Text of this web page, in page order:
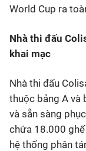
World Cup ra
Nhà thi đấu
khai mạc
Nhà thi đấu
thuộc bảng A và
và sẵn sàng
chứa 18.000
hệ thống phân